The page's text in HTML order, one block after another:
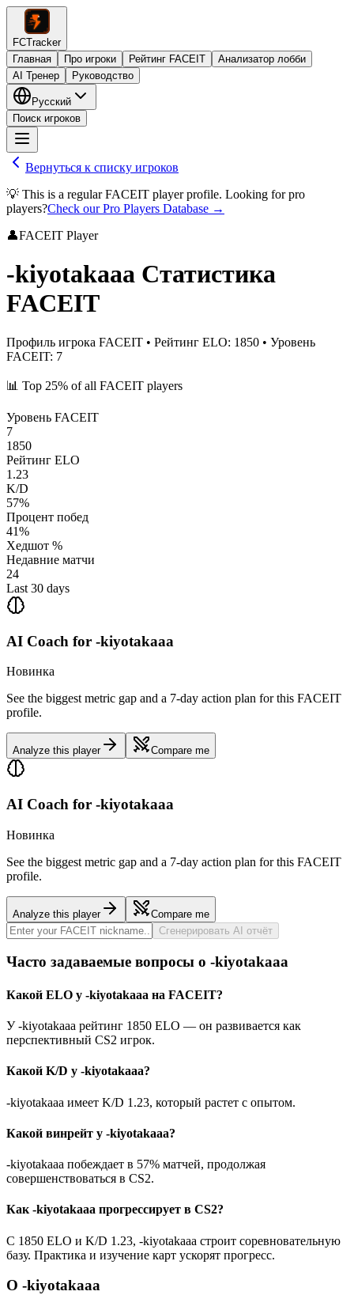
FCTracker
Главная
Про игроки Рейтинг FACEIT
Анализатор лобби
AI Тренер
Руководство
Русский
Поиск игроков
Вернуться к списку игроков
💡 This is a regular FACEIT player profile. Looking for pro
players?Check our Pro Players Database →
👤FACEIT Player
-kiyotakaaa Статистика
FACEIT
Профиль игрока FACEIT • Рейтинг ELO: 1850 • Уровень
FACEIT: 7
📊 Top 25% of all FACEIT players
Уровень FACEIT
7
1850
Рейтинг ELO
1.23
K/D
57%
Процент побед
41%
Хедшот %
Недавние матчи
24
Last 30 days
AI Coach for -kiyotakaaa
Новинка
See the biggest metric gap and a 7-day action plan for this FACEIT
profile.
Analyze this player Compare me
AI Coach for -kiyotakaaa
Новинка
See the biggest metric gap and a 7-day action plan for this FACEIT
profile.
Analyze this player
Compare me
Сгенерировать AI отчёт
Часто задаваемые вопросы о -kiyotakaaa
Какой ELO у -kiyotakaaa на FACEIT?
У -kiyotakaaa рейтинг 1850 ELO — он развивается как
перспективный CS2 игрок.
Какой K/D у -kiyotakaaa?
-kiyotakaaa имеет K/D 1.23, который растет с опытом.
Какой винрейт у -kiyotakaaa?
-kiyotakaaa побеждает в 57% матчей, продолжая
совершенствоваться в CS2.
Как -kiyotakaaa прогрессирует в CS2?
С 1850 ELO и K/D 1.23, -kiyotakaaa строит соревновательную
базу. Практика и изучение карт ускорят прогресс.
О -kiyotakaaa